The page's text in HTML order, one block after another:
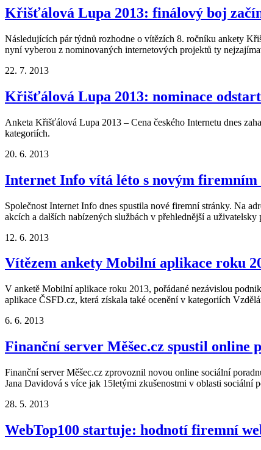
Křišťálová Lupa 2013: finálový boj
Následujících pár týdnů rozhodne o vítězích 8. ročníku ankety
nyní vyberou z nominovaných internetových projektů ty
22. 7. 2013
Křišťálová Lupa 2013: nominace
Anketa Křišťálová Lupa 2013 – Cena českého Internetu dnes
kategoriích.
20. 6. 2013
Internet Info vítá léto s novým firemním
Společnost Internet Info dnes spustila nové firemní stránky. Na
akcích a dalších nabízených službách v přehlednější a uživatelsky
12. 6. 2013
Vítězem ankety Mobilní aplikace roku
V anketě Mobilní aplikace roku 2013, pořádané nezávislou
aplikace ČSFD.cz, která získala také ocenění v kategoriích
6. 6. 2013
Finanční server Měšec.cz spustil online
Finanční server Měšec.cz zprovoznil novou online sociální
Jana Davidová s více jak 15letými zkušenostmi v oblasti sociální
28. 5. 2013
WebTop100 startuje: hodnotí firemní